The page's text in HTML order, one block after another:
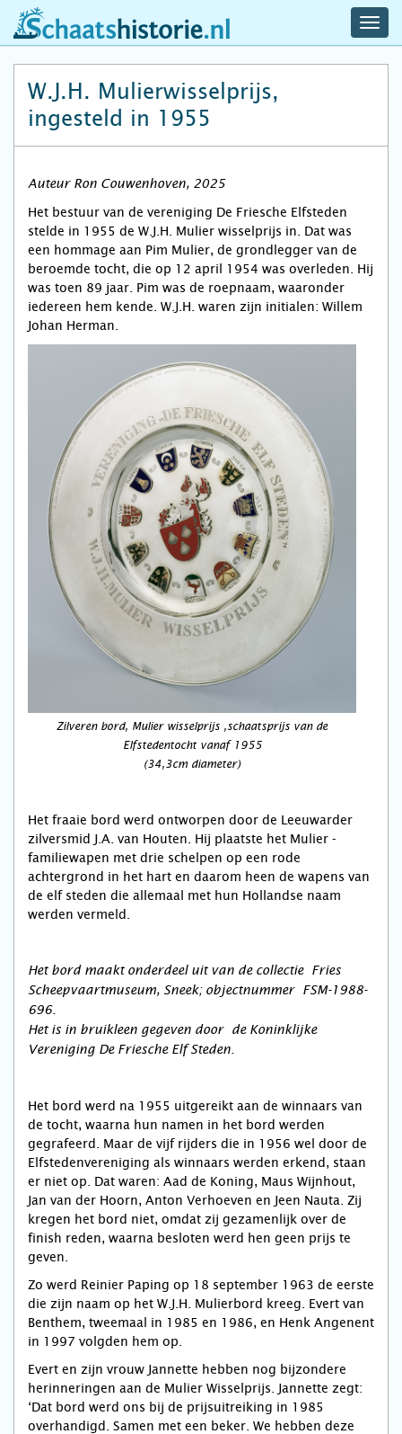
schaatshistorie.nl
W.J.H. Mulierwisselprijs,
ingesteld in 1955
Auteur Ron Couwenhoven, 2025
Het bestuur van de vereniging De Friesche Elfsteden
stelde in 1955 de W.J.H. Mulier wisselprijs in. Dat was
een hommage aan Pim Mulier, de grondlegger van de
beroemde tocht, die op 12 april 1954 was overleden. Hij
was toen 89 jaar. Pim was de roepnaam, waaronder
iedereen hem kende. W.J.H. waren zijn initialen: Willem
Johan Herman.
Zilveren bord, Mulier wisselprijs ,schaatsprijs van de
Elfstedentocht vanaf 1955
(34,3cm diameter)
Het fraaie bord werd ontworpen door de Leeuwarder
zilversmid J.A. van Houten. Hij plaatste het Mulier -
familiewapen met drie schelpen op een rode
achtergrond in het hart en daarom heen de wapens van
de elf steden die allemaal met hun Hollandse naam
werden vermeld.
Het bord maakt onderdeel uit van de collectie Fries
Scheepvaartmuseum, Sneek; objectnummer FSM-1988-
696.
Het is in bruikleen gegeven door de Koninklijke
Vereniging De Friesche Elf Steden.
Het bord werd na 1955 uitgereikt aan de winnaars van
de tocht, waarna hun namen in het bord werden
gegrafeerd. Maar de vijf rijders die in 1956 wel door de
Elfstedenvereniging als winnaars werden erkend, staan
er niet op. Dat waren: Aad de Koning, Maus Wijnhout,
Jan van der Hoorn, Anton Verhoeven en Jeen Nauta. Zij
kregen het bord niet, omdat zij gezamenlijk over de
finish reden, waarna besloten werd hen geen prijs te
geven.
Zo werd Reinier Paping op 18 september 1963 de eerste
die zijn naam op het W.J.H. Mulierbord kreeg. Evert van
Benthem, tweemaal in 1985 en 1986, en Henk Angenent
in 1997 volgden hem op.
Evert en zijn vrouw Jannette hebben nog bijzondere
herinneringen aan de Mulier Wisselprijs. Jannette zegt:
‘Dat bord werd ons bij de prijsuitreiking in 1985
overhandigd. Samen met een beker. We hebben deze